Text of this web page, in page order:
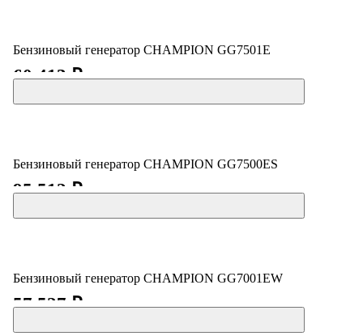
Бензиновый генератор CHAMPION GG7501E
60 413 ₽
Бензиновый генератор CHAMPION GG7500ES
95 512 ₽
Бензиновый генератор CHAMPION GG7001EW
57 527 ₽